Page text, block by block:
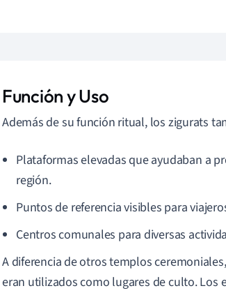
Función y Uso
Además de su función ritual, los zigurats
Plataformas elevadas que ayudaban a
región.
Puntos de referencia visibles para
Centros comunales para diversas
A diferencia de otros templos
eran utilizados como lugares de culto. Los